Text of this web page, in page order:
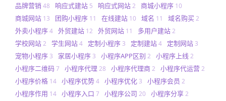
品牌营销 48 响应式建站 5 响应式网站2 商城小程序 10
商城网站 13 团购小程序 11 在线建站 10 域名 11 域名购买2
外卖小程序4 外贸建站 12 外贸网站 11 多用户建站2
学校网站2 学生网站4 定制小程序 3 定制建站4 定制网站 3
宠物小程序 3 家居小程序 3 小程序APP区别 2 小程序上线 2
小程序二维码7 小程序代理 28 小程序代理商2 小程序代运营2
小程序价格 14 小程序优势4 小程序优化 3 小程序会员 2
小程序作用 14 小程序入口 7 小程序公司 20 小程序分享2